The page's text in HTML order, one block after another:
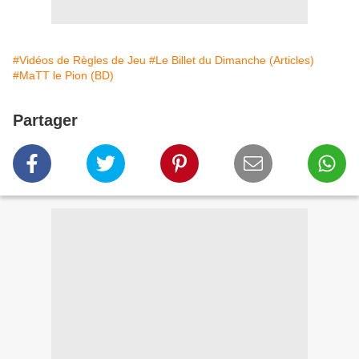
#Vidéos de Règles de Jeu #Le Billet du Dimanche (Articles)
#MaTT le Pion (BD)
Partager